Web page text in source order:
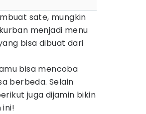
sate, mungkin
menjadi menu
bisa dibuat dari
bisa mencoba
berbeda. Selain
juga dijamin bikin
ini!